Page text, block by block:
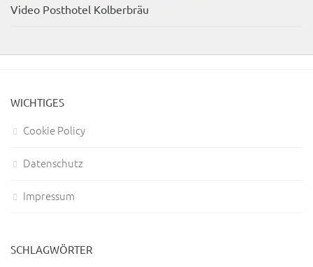
Video Posthotel Kolberbräu
WICHTIGES
Cookie Policy
Datenschutz
Impressum
SCHLAGWÖRTER